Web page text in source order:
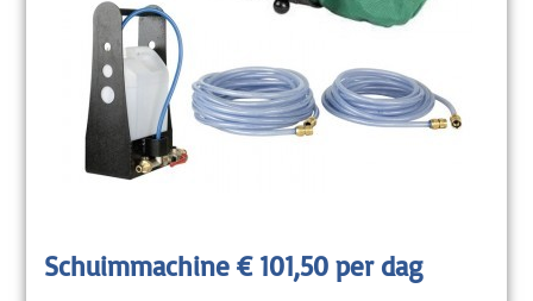
Schuimmachine € 101,50 per dag